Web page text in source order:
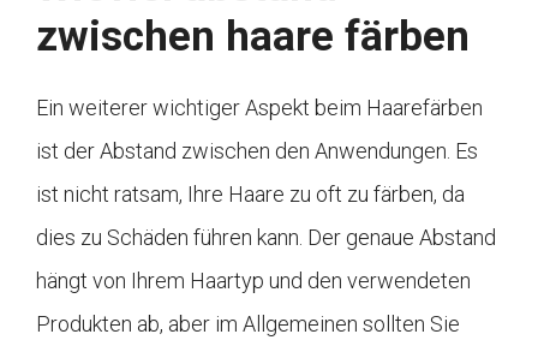
zwischen haare färben
Ein weiterer wichtiger Aspekt beim Haarefärben
ist der Abstand zwischen den Anwendungen. Es
ist nicht ratsam, Ihre Haare zu oft zu färben, da
dies zu Schäden führen kann. Der genaue Abstand
hängt von Ihrem Haartyp und den verwendeten
Produkten ab, aber im Allgemeinen sollten Sie